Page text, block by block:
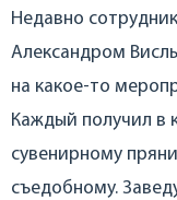
Недавно
Александром
на какое-то
Каждый получил в
сувенирному
съедобному.